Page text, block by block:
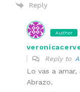
Reply
Author
Reply to
Lo vas a amar,
Abrazo.